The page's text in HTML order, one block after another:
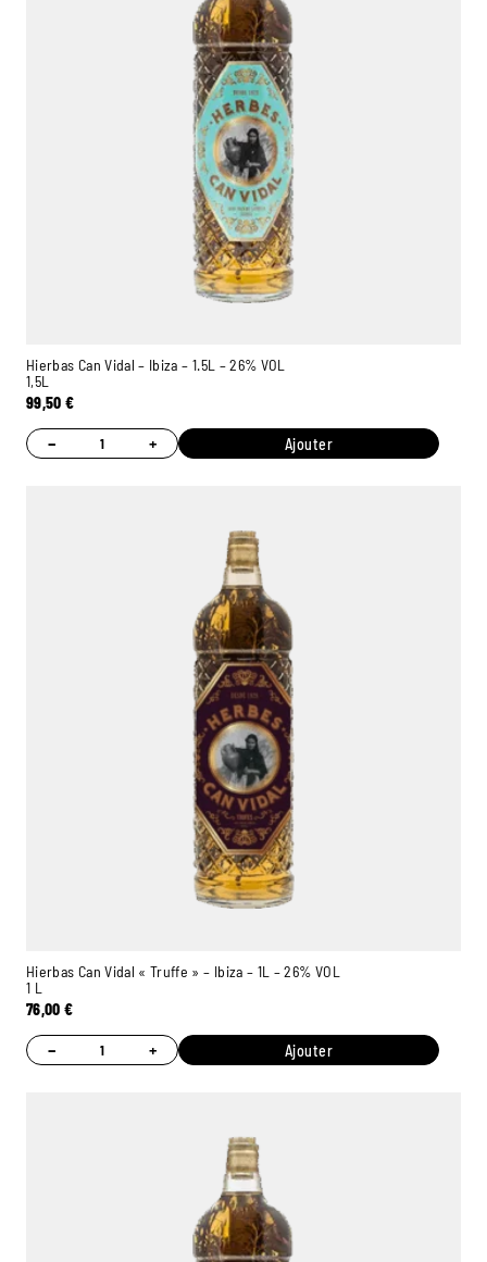
Hierbas Can Vidal – Ibiza – 1.5L – 26% VOL
1,5L
99,50€
− + Ajouter
Hierbas Can Vidal « Truffe » – Ibiza – 1L – 26% VOL
1 L
76,00€
− + Ajouter